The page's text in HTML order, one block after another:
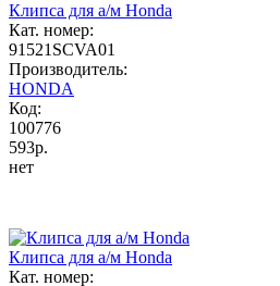
Клипса для а/м Honda
Кат. номер:
91521SCVA01
Производитель:
HONDA
Код:
100776
593р.
нет
Клипса для а/м Honda
Кат. номер: